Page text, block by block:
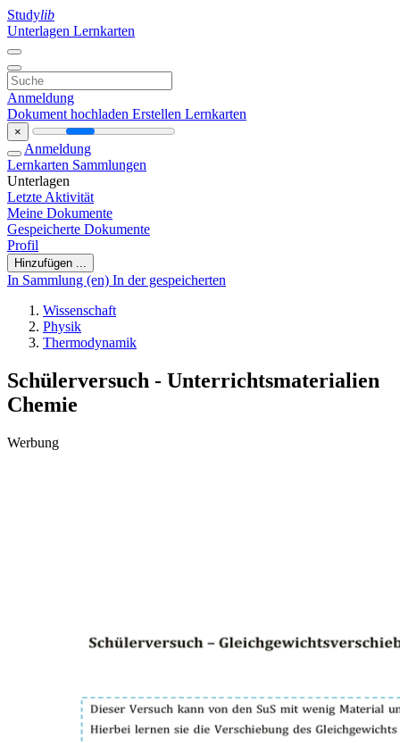
Studylib
Unterlagen Lernkarten
Anmeldung
Dokument hochladen Erstellen Lernkarten
×
Anmeldung
Lernkarten Sammlungen
Unterlagen
Letzte Aktivität
Meine Dokumente
Gespeicherte Dokumente
Profil
Hinzufügen ...
In Sammlung (en) In der gespeicherten
Wissenschaft
Physik
Thermodynamik
Schülerversuch - Unterrichtsmaterialien
Chemie
Werbung